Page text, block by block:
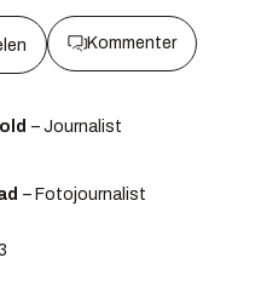
Kommenter
– Journalist
– Fotojournalist